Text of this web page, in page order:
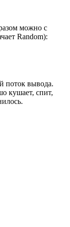
можно с
Random):
поток вывода.
кушает, спит,